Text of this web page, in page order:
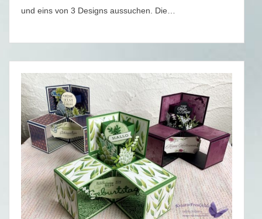
und eins von 3 Designs aussuchen. Die…